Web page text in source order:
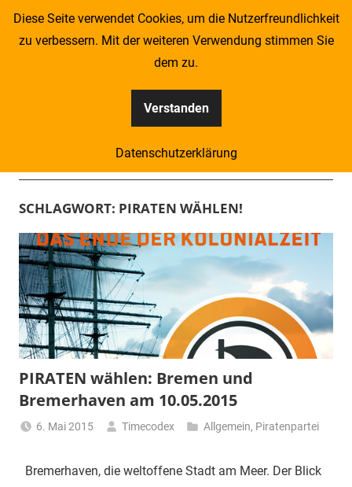
Zum
Kompass
–
Zeitung
für
Piraten
SCHLAGWORT: PIRATEN WÄHLEN!
PIRATEN wählen: Bremen und
Bremerhaven am 10.05.2015
6. Mai 2015 Timecodex Allgemein, Piratenpartei
Bremerhaven, die weltoffene Stadt am Meer. Der Blick
Diese Seite verwendet Cookies, um die Nutzerfreundlichkeit
zu verbessern. Mit der weiteren Verwendung stimmen Sie
dem zu.
Verstanden
Datenschutzerklärung